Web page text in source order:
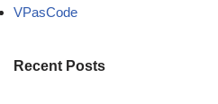
VPasCode
Recent Posts